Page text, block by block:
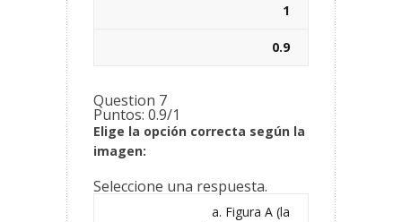
1
0.9
Question 7
Puntos: 0.9/1
Elige la opción correcta según la
imagen:
Seleccione una respuesta.
a. Figura A (la